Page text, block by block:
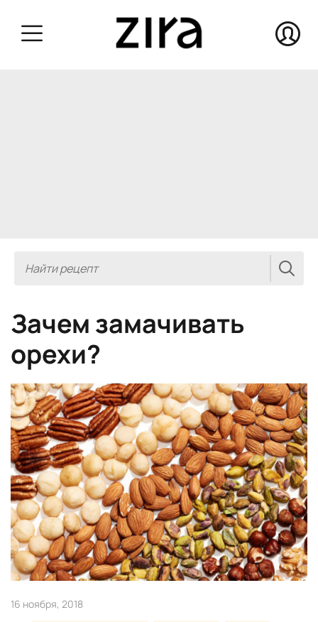
Зачем замачивать
орехи?
16 ноября, 2018